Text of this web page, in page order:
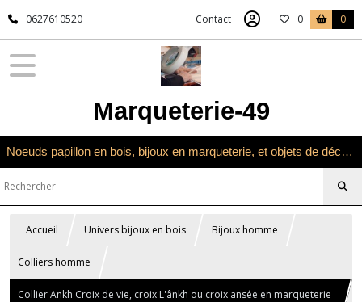
0627610520 Contact 0 0
Marqueterie-49
Noeuds papillon en bois, bijoux en marqueterie, et objets de décoration en marqueterie bois
Accueil Univers bijoux en bois Bijoux homme
Colliers homme
Collier Ankh Croix de vie, croix L'ânkh ou croix ansée en marqueterie